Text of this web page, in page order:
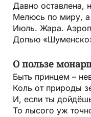
Давно оставлена,
Мелюсь по миру,
Июль. Жара.
Допью
О пользе
Быть принцем –
Коль от природы
И, если ты
То лысого уж